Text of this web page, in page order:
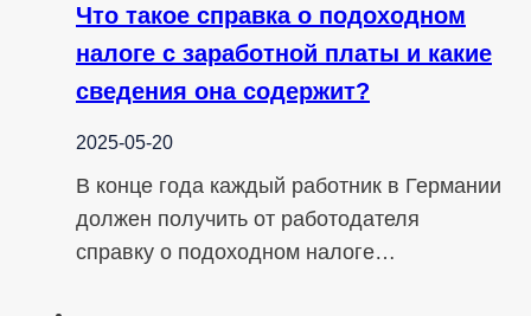
Что такое справка о подоходном
налоге с заработной платы и какие
сведения она содержит?
2025-05-20
В конце года каждый работник в Германии
должен получить от работодателя
справку о подоходном налоге…